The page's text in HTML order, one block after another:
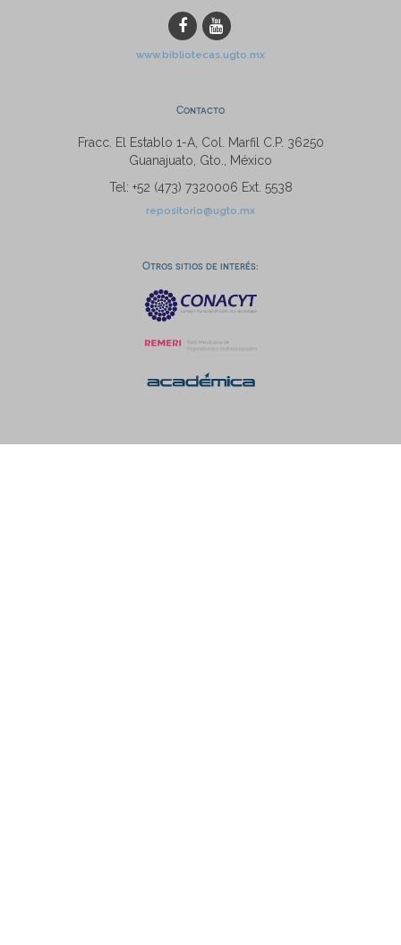
www.bibliotecas.ugto.mx
Contacto
Fracc. El Establo 1-A, Col. Marfil C.P. 36250
Guanajuato, Gto., México
Tel: +52 (473) 7320006 Ext. 5538
repositorio@ugto.mx
Otros sitios de interés: